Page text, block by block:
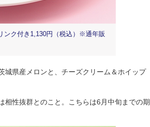
ンク付き1,130円（税込）※通年販
県産メロンと、チーズクリーム＆ホイップ
性抜群とのこと。こちらは6月中旬までの期